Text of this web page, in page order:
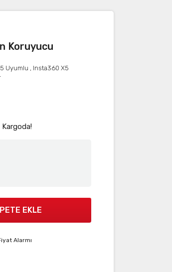
Koruyucu
Uyumlu , Insta360 X5
Kargoda!
EKLE
Alarmı